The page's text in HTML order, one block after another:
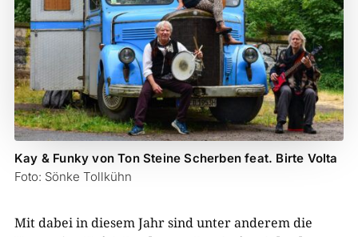
Kay & Funky von Ton Steine Scherben feat. Birte Volta
Foto: Sönke Tollkühn
Mit dabei in diesem Jahr sind unter anderem die